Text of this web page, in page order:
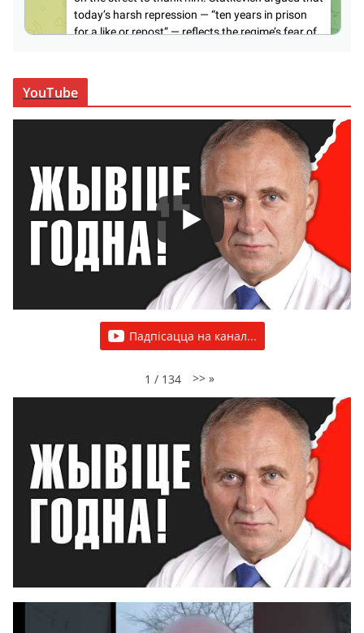
YouTube
Падпісацца на канал...
1 / 134 >> »